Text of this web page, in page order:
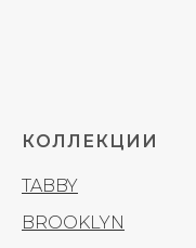
КОЛЛЕКЦИИ
TABBY
BROOKLYN